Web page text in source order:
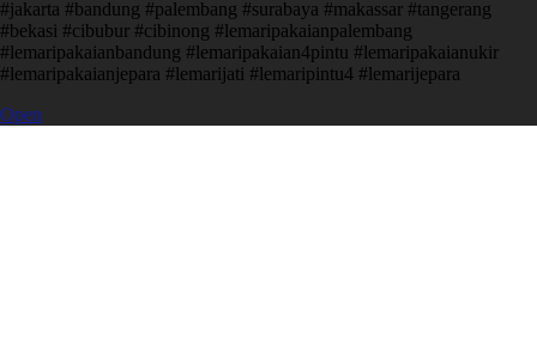
#jakarta #bandung #palembang #surabaya #makassar #tangerang
#bekasi #cibubur #cibinong #lemaripakaianpalembang
#lemaripakaianbandung #lemaripakaian4pintu #lemaripakaianukir
#lemaripakaianjepara #lemarijati #lemaripintu4 #lemarijepara
Open